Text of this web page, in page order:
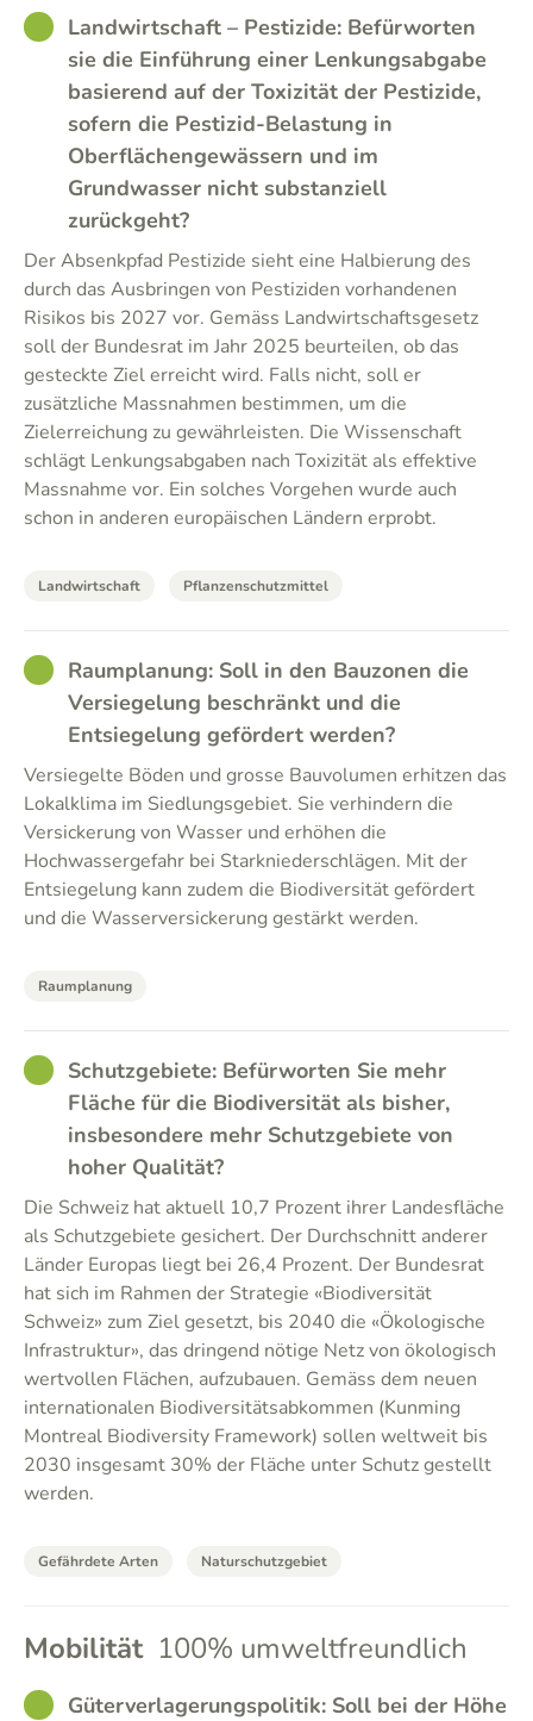
GOODLandwirtschaft – Pestizide: Befürworten
sie die Einführung einer Lenkungsabgabe
basierend auf der Toxizität der Pestizide,
sofern die Pestizid-Belastung in
Oberflächengewässern und im
Grundwasser nicht substanziell
zurückgeht?
Der Absenkpfad Pestizide sieht eine Halbierung des
durch das Ausbringen von Pestiziden vorhandenen
Risikos bis 2027 vor. Gemäss Landwirtschaftsgesetz
soll der Bundesrat im Jahr 2025 beurteilen, ob das
gesteckte Ziel erreicht wird. Falls nicht, soll er
zusätzliche Massnahmen bestimmen, um die
Zielerreichung zu gewährleisten. Die Wissenschaft
schlägt Lenkungsabgaben nach Toxizität als effektive
Massnahme vor. Ein solches Vorgehen wurde auch
schon in anderen europäischen Ländern erprobt.
Landwirtschaft Pflanzenschutzmittel
GOODRaumplanung: Soll in den Bauzonen die
Versiegelung beschränkt und die
Entsiegelung gefördert werden?
Versiegelte Böden und grosse Bauvolumen erhitzen das
Lokalklima im Siedlungsgebiet. Sie verhindern die
Versickerung von Wasser und erhöhen die
Hochwassergefahr bei Starkniederschlägen. Mit der
Entsiegelung kann zudem die Biodiversität gefördert
und die Wasserversickerung gestärkt werden.
Raumplanung
GOODSchutzgebiete: Befürworten Sie mehr
Fläche für die Biodiversität als bisher,
insbesondere mehr Schutzgebiete von
hoher Qualität?
Die Schweiz hat aktuell 10,7 Prozent ihrer Landesfläche
als Schutzgebiete gesichert. Der Durchschnitt anderer
Länder Europas liegt bei 26,4 Prozent. Der Bundesrat
hat sich im Rahmen der Strategie «Biodiversität
Schweiz» zum Ziel gesetzt, bis 2040 die «Ökologische
Infrastruktur», das dringend nötige Netz von ökologisch
wertvollen Flächen, aufzubauen. Gemäss dem neuen
internationalen Biodiversitätsabkommen (Kunming
Montreal Biodiversity Framework) sollen weltweit bis
2030 insgesamt 30% der Fläche unter Schutz gestellt
werden.
Gefährdete Arten Naturschutzgebiet
Mobilität 100% umweltfreundlich
GOODGüterverlagerungspolitik: Soll bei der Höhe